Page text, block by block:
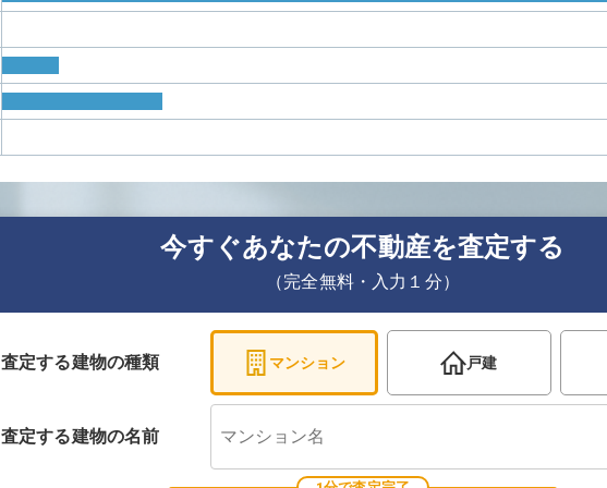
今すぐあなたの不動産を査定する
（完全無料・入力１分）
査定する建物の種類 マンション 戸建
査定する建物の名前